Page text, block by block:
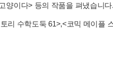
양이다> 등의 작품을 펴냈습니다.
리 수학도둑 61>,<코믹 메이플